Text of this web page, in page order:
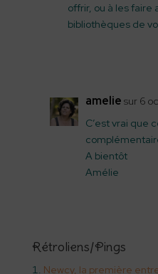
offrir, ou à les faire
bibliothèques de
amelie sur 6
C’est vrai que
A bientôt
Amélie
Rétroliens/Pings
Newcy, la première